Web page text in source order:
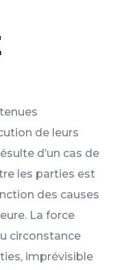
de leurs
d’un cas de
les parties est
des causes
La force
circonstance
imprévisible